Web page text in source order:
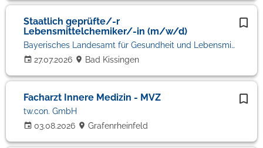
Staatlich geprüfte/-r
Lebensmittelchemiker/-in (m/w/d)
27.07.2026
Bayerisches Landesamt für Gesundheit und Lebensmittelsicherheit
Bad Kissingen
Facharzt Innere Medizin - MVZ
03.08.2026
tw.con. GmbH
Grafenrheinfeld